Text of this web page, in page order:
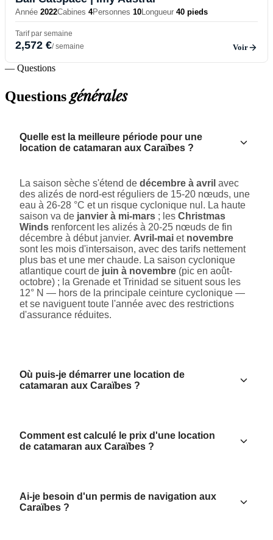
Année 2022Cabines 4Personnes 10Longueur 40 pieds
Tarif par semaine
2,572 €/ semaine Voir
— Questions
Questionsgénérales
Quelle est la meilleure période pour une
location de catamaran aux Caraïbes ?
La saison sèche s'étend de décembre à avril avec
des alizés de nord-est réguliers de 15-20 nœuds, une
eau à 26-28 °C et un risque cyclonique nul. La haute
saison va de janvier à mi-mars ; les Christmas
Winds renforcent les alizés à 20-25 nœuds de fin
décembre à début janvier. Avril-mai et novembre
sont les mois d'intersaison, avec des tarifs nettement
plus bas et une mer chaude. La saison cyclonique
atlantique court de juin à novembre (pic en août-
octobre) ; la Grenade et Trinidad se situent sous les
12° N — hors de la principale ceinture cyclonique —
et se naviguent toute l'année avec des restrictions
d'assurance réduites.
Où puis-je démarrer une location de
catamaran aux Caraïbes ?
Comment est calculé le prix d'une location
de catamaran aux Caraïbes ?
Ai-je besoin d'un permis de navigation aux
Caraïbes ?